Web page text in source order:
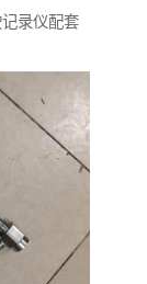
录仪配套